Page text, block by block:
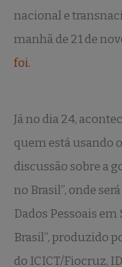
nacional e
manhã de 21 de
foi.
Já no dia 24,
quem está usando
discussão sobre a
no Brasil”, onde
Dados Pessoais
Brasil”, produzido
do ICICT/Fiocruz,